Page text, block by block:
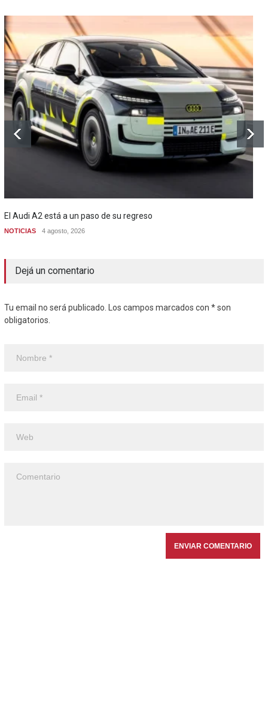
El Audi A2 está a un paso de su regreso
NOTICIAS 4 agosto, 2026
Dejá un comentario
Tu email no será publicado. Los campos marcados con * son
obligatorios.